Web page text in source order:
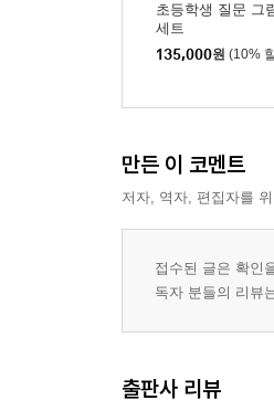
초등학생 질문 그
세트
135,000원 (10%
만든 이 코멘트
저자, 역자, 편집자를
접수된 글은 확인
독자 분들의 리뷰
출판사 리뷰